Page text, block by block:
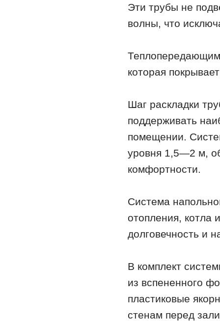
Эти трубы не
волны, что
Теплопередающим
которая
Шаг раскладки
поддерживать
помещении.
уровня 1,5—2 м,
комфортности.
Система
отопления, котла
долговечность и
В комплект
из вспененного
пластиковые
стенам перед